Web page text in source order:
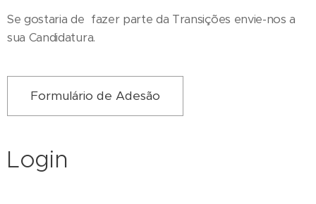
Se gostaria de fazer parte da Transições envie-nos a
sua Candidatura.
Formulário de Adesão
Login